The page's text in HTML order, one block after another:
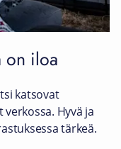
on iloa
katsovat
Hyvä ja
tärkeä.